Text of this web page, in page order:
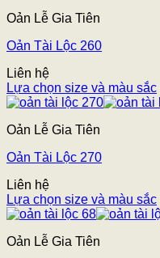
Oản Lễ Gia Tiên
Oản Tài Lộc 260
Liên hệ
Lựa chọn size và màu sắc
Oản Lễ Gia Tiên
Oản Tài Lộc 270
Liên hệ
Lựa chọn size và màu sắc
Oản Lễ Gia Tiên